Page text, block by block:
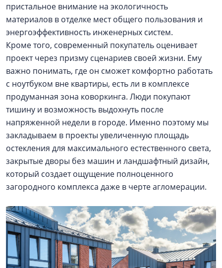
пристальное внимание на экологичность
материалов в отделке мест общего пользования и
энергоэффективность инженерных систем.
Кроме того, современный покупатель оценивает
проект через призму сценариев своей жизни. Ему
важно понимать, где он сможет комфортно работать
с ноутбуком вне квартиры, есть ли в комплексе
продуманная зона коворкинга. Люди покупают
тишину и возможность выдохнуть после
напряженной недели в городе. Именно поэтому мы
закладываем в проекты увеличенную площадь
остекления для максимального естественного света,
закрытые дворы без машин и ландшафтный дизайн,
который создает ощущение полноценного
загородного комплекса даже в черте агломерации.